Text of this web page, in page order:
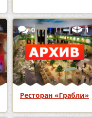
0 1
Ресторан «Грабли»